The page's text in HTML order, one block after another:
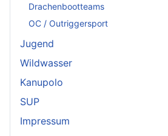
Drachenbootteams
OC / Outriggersport
Jugend
Wildwasser
Kanupolo
SUP
Impressum